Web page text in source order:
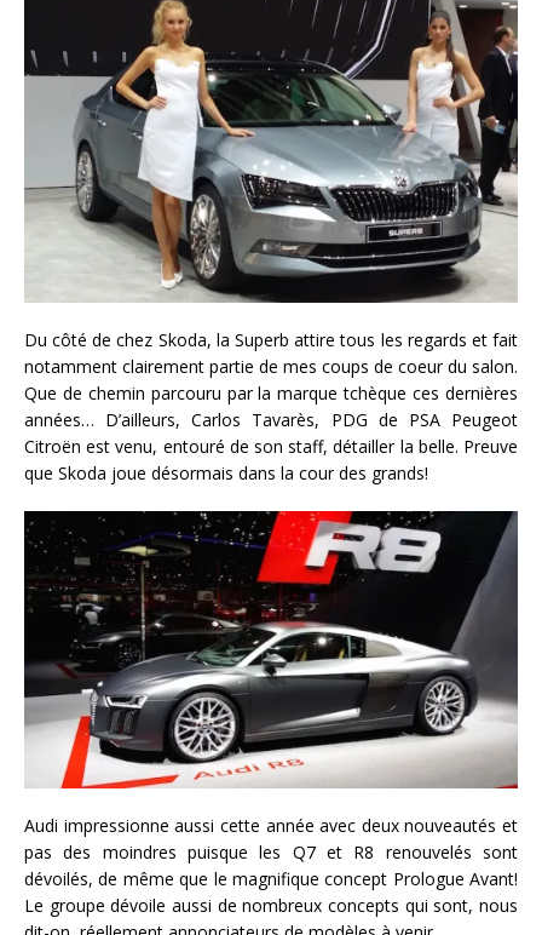
Du côté de chez Skoda, la Superb attire tous les regards et fait
notamment clairement partie de mes coups de coeur du salon.
Que de chemin parcouru par la marque tchèque ces dernières
années… D’ailleurs, Carlos Tavarès, PDG de PSA Peugeot
Citroën est venu, entouré de son staff, détailler la belle. Preuve
que Skoda joue désormais dans la cour des grands!
Audi impressionne aussi cette année avec deux nouveautés et
pas des moindres puisque les Q7 et R8 renouvelés sont
dévoilés, de même que le magnifique concept Prologue Avant!
Le groupe dévoile aussi de nombreux concepts qui sont, nous